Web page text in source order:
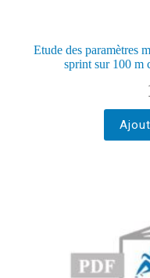
Etude des paramètres
sprint sur 100 m